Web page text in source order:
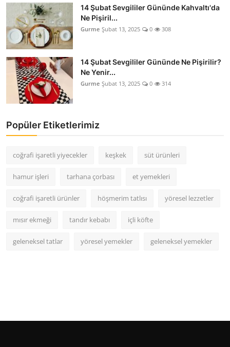
14 Şubat Sevgililer Gününde Kahvaltı'da
Ne Pişiril...
Gurme Şubat 13, 2025 0 308
14 Şubat Sevgililer Gününde Ne Pişirilir?
Ne Yenir...
Gurme Şubat 13, 2025 0 314
Popüler Etiketlerimiz
coğrafi işaretli yiyecekler keşkek süt ürünleri
hamur işleri tarhana çorbası et yemekleri
coğrafi işaretli ürünler höşmerim tatlısı yöresel lezzetler
mısır ekmeği tandır kebabı içli köfte
geleneksel tatlar yöresel yemekler geleneksel yemekler